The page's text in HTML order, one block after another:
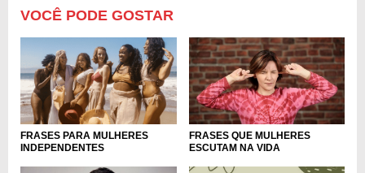
VOCÊ PODE GOSTAR
FRASES PARA MULHERES
INDEPENDENTES
FRASES QUE MULHERES
ESCUTAM NA VIDA